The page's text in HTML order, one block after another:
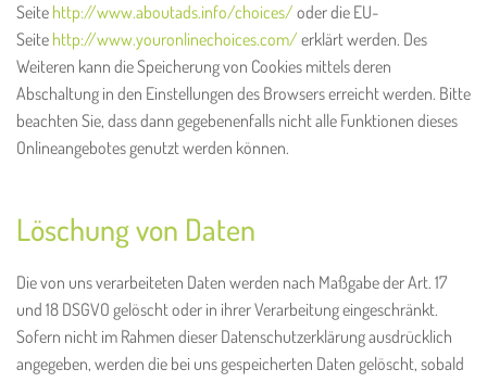
Seite http://www.aboutads.info/choices/ oder die EU-
Seite http://www.youronlinechoices.com/ erklärt werden. Des
Weiteren kann die Speicherung von Cookies mittels deren
Abschaltung in den Einstellungen des Browsers erreicht werden. Bitte
beachten Sie, dass dann gegebenenfalls nicht alle Funktionen dieses
Onlineangebotes genutzt werden können.
Löschung von Daten
Die von uns verarbeiteten Daten werden nach Maßgabe der Art. 17
und 18 DSGVO gelöscht oder in ihrer Verarbeitung eingeschränkt.
Sofern nicht im Rahmen dieser Datenschutzerklärung ausdrücklich
angegeben, werden die bei uns gespeicherten Daten gelöscht, sobald